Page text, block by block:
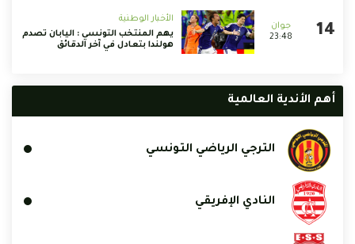
23:48
الأخبار الوطنية
يهم المنتخب التونسي : اليابان تصدم
هولندا بتعادل في آخر الدقائق
أهم الأندية العالمية
الترجي الرياضي التونسي
النادي الإفريقي